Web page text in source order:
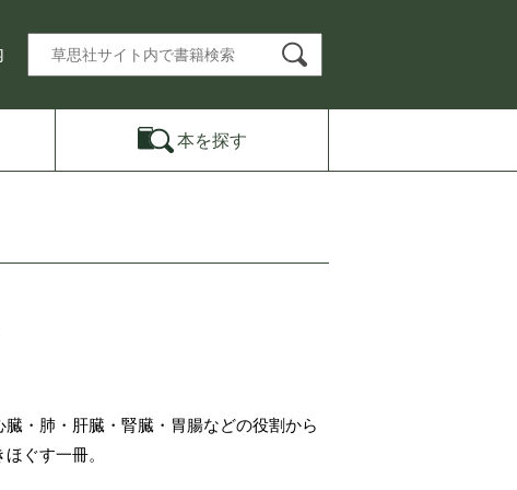
本を探す
・肺・肝臓・腎臓・胃腸などの役割から
ぐす一冊。